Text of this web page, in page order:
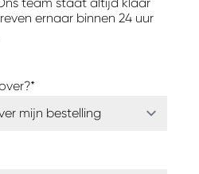
ernaar binnen 24 uur